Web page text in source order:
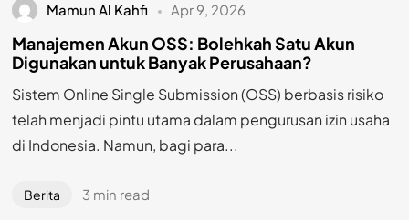
Mamun Al Kahfi Apr 9, 2026
Manajemen Akun OSS: Bolehkah Satu Akun
Digunakan untuk Banyak Perusahaan?
Sistem Online Single Submission (OSS) berbasis risiko
telah menjadi pintu utama dalam pengurusan izin usaha
di Indonesia. Namun, bagi para...
Berita 3 min read